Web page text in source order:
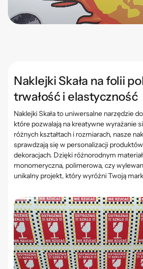
Naklejki Skała na folii
trwałość i elastyczność
NaklejkiSkałato uniwersalne narzędzie
które pozwalają na kreatywne wyrażanie
różnych kształtach i rozmiarach, nasze
sprawdzają się w personalizacji
dekoracjach. Dzięki różnorodnym
monomeryczna, polimerowa, czy
unikalny projekt, który wyróżni Twoją